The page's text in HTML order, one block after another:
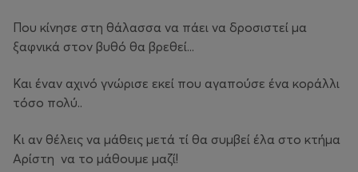
Που κίνησε στη θάλασσα να πάει να δροσιστεί μα
ξαφνικά στον βυθό θα βρεθεί...
Και έναν αχινό γνώρισε εκεί που αγαπούσε ένα κοράλλι
τόσο πολύ..
Κι αν θέλεις να μάθεις μετά τί θα συμβεί έλα στο κτήμα
Αρίστη να το μάθουμε μαζί!